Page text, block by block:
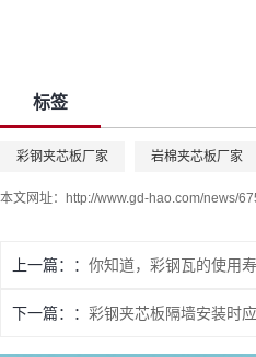
标签
彩钢夹芯板厂家 岩棉夹芯板厂家
本文网址： http://www.gd-hao.com/news/
上一篇： 你知道，彩钢瓦的使用
下一篇： 彩钢夹芯板隔墙安装时